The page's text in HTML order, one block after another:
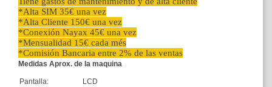
*Alta SIM 35€ una vez
*Alta Cliente 150€ una vez
*Conexión Nayax 45€ una vez
*Mensualidad 15€ cada més
*Comisión Bancaria entre 2% de las ventas
Medidas Aprox. de la maquina
Pantalla:
LCD